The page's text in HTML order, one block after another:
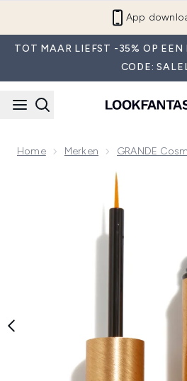
App
TOT MAAR LIEFST -35% OP EEN
CODE:
Home Merken GRANDE
Now showing image 1 GRANDE